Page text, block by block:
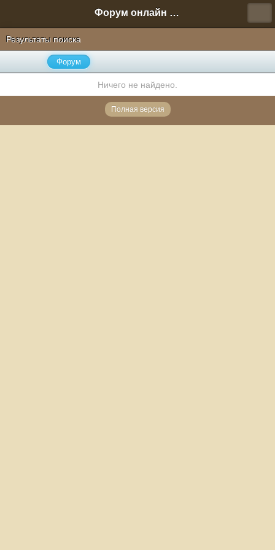
Форум онлайн игры "Новая Эра" (Нюра Биз)
Результаты поиска
Форум
Ничего не найдено.
Полная версия